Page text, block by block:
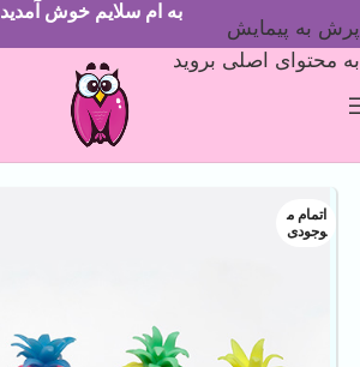
پرش به پیمایش
به محتوای اصلی بروید
به ام سلایم خوش آمدید
اتمام م
وجودی